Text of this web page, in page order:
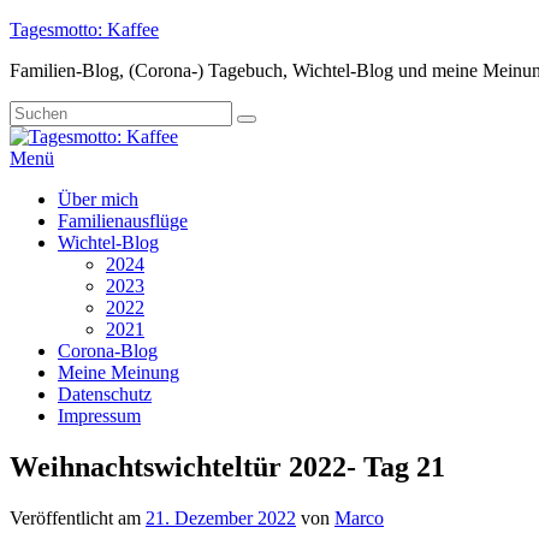
Zum
springen
Tagesmotto: Kaffee
Familien-Blog, (Corona-) Tagebuch, Wichtel-Blog und meine
Suche
nach:
Suchen
Menü
Primäres
Menü
Über mich
Familienausflüge
Wichtel-Blog
2024
2023
2022
2021
Corona-Blog
Meine Meinung
Datenschutz
Impressum
Weihnachtswichteltür 2022- Tag 21
Veröffentlicht am 21. Dezember 2022 von Marco